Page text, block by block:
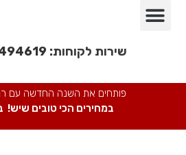
שירות לקוחות:
פותחים את השנה החדשה עם
במחירים הכי טובים שיש!